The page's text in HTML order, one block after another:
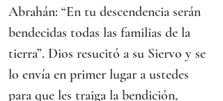
Abrahán: “En tu descendencia serán
bendecidas todas las familias de la
tierra”. Dios resucitó a su Siervo y se
lo envía en primer lugar a ustedes
para que les traiga la bendición,